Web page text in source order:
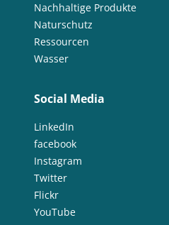
Nachhaltige Produkte
Naturschutz
Ressourcen
Wasser
Social Media
LinkedIn
facebook
Instagram
Twitter
Flickr
YouTube